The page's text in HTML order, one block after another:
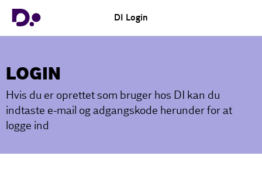
DI Login
LOGIN
Hvis du er oprettet som bruger hos DI kan du
indtaste e-mail og adgangskode herunder for at
logge ind